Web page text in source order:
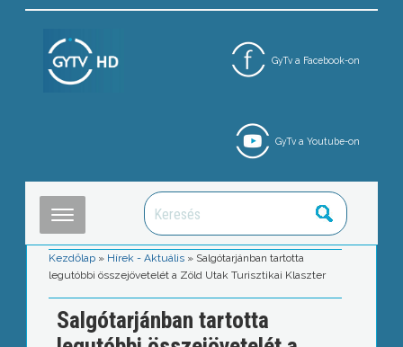
GyTv a Facebook-on
GyTv a Youtube-on
Kezdőlap » Hírek - Aktuális » Salgótarjánban tartotta
legutóbbi összejövetelét a Zöld Utak Turisztikai Klaszter
Salgótarjánban tartotta